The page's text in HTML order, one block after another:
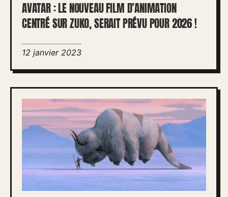
AVATAR : LE NOUVEAU FILM D’ANIMATION
CENTRÉ SUR ZUKO, SERAIT PRÉVU POUR 2026 !
12 janvier 2023